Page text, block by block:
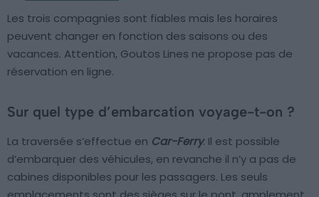
Les trois compagnies sont fiables mais les horaires
peuvent changer en fonction des saisons ou des
vacances. Attention, Goutos Lines ne propose pas de
réservation en ligne.
Sur quel type d’embarcation voyage-t-on ?
La traversée s’effectue en Car-Ferry. Il est possible
d’embarquer des véhicules, en revanche il n’y a pas de
cabines disponibles pour les passagers. Les seuls